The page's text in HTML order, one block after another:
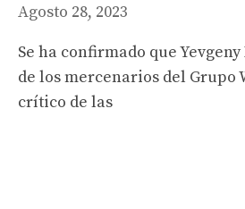
Agosto 28, 2023
Se ha confirmado que
de los mercenarios del Grupo
crítico de las